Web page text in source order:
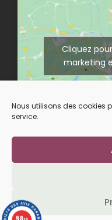
Nous utilisons des cookies
service.
Cliquez
marketing
Suivez-nous sur
L’abus d’alcool est
9.8